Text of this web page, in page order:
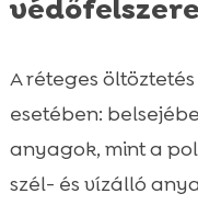
A réteges
esetében:
anyagok, mint a
szél- és vízálló